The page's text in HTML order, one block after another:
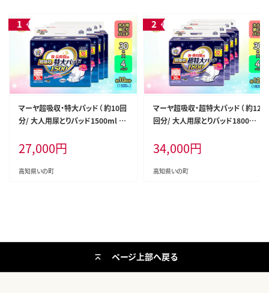
マーヤ超吸収・特大パッド（ 約10回
分/ 大人用尿とりパッド1500ml /
27,000円
高知県いの町
マーヤ超吸収・超特大パッド（ 約12
回分/ 大人用尿とりパッド1800ml
34,000円
高知県いの町
ページ上部へ戻る